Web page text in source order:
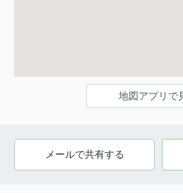
地図アプリで
メールで共有する